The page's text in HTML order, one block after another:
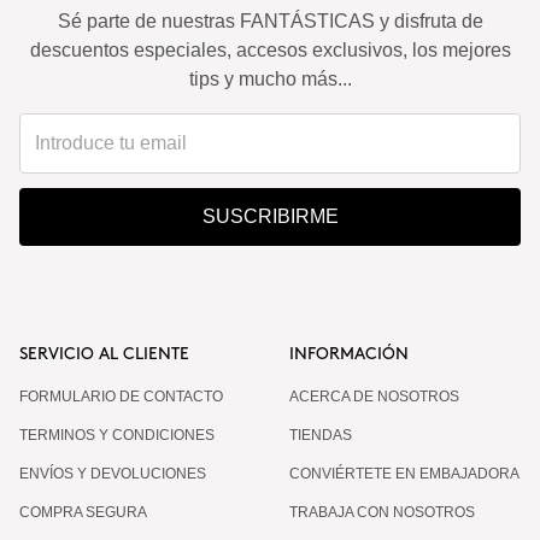
Sé parte de nuestras FANTÁSTICAS y disfruta de
descuentos especiales, accesos exclusivos, los mejores
tips y mucho más...
SUSCRIBIRME
SERVICIO AL CLIENTE
FORMULARIO DE CONTACTO
TERMINOS Y CONDICIONES
ENVÍOS Y DEVOLUCIONES
COMPRA SEGURA
INFORMACIÓN
ACERCA DE NOSOTROS
TIENDAS
CONVIÉRTETE EN EMBAJADORA
TRABAJA CON NOSOTROS